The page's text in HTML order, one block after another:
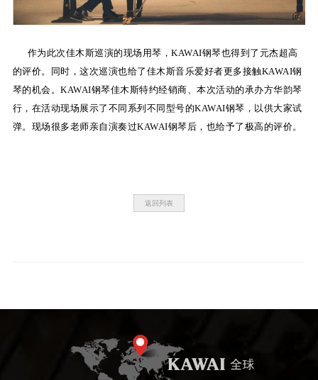
作为此次佳木斯巡演的现场用琴，KAWAI钢琴也得到了元杰超高
的评价。同时，这次巡演也给了佳木斯音乐爱好者更多接触KAWAI钢
琴的机会。KAWAI钢琴佳木斯特约经销商、本次活动的承办方华韵琴
行，在活动现场展示了不同系列不同型号的KAWAI钢琴，以供大家试
弹。现场很多老师亲自演奏过KAWAI钢琴后，也给予了极高的评价。
返回列表